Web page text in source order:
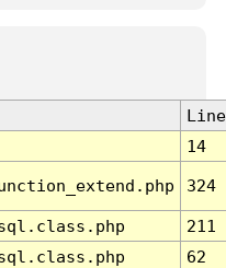
Line
14
324
211
62